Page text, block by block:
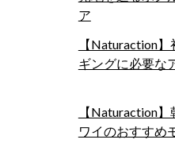
ア
【Naturaction
ギングに必要な
【Naturaction
ワイのおすすめ